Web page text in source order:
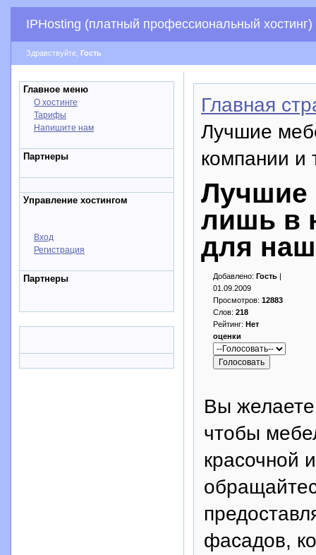
IPHosting (платный профессиональный хостинг)
Здравствуйте, Гость
Главное меню
О хостинге
Тарифы
Напишите нам
Партнеры
Управление хостингом
Вход
Регистрация
Партнеры
Главная
Лучшие
компании и
Лучшие
лишь в
для
Добавлено: Гость |
01.09.2009
Просмотров: 12883
Слов: 218
Рейтинг: Нет
оценки
Вы
чтобы
красочной
фасадов,